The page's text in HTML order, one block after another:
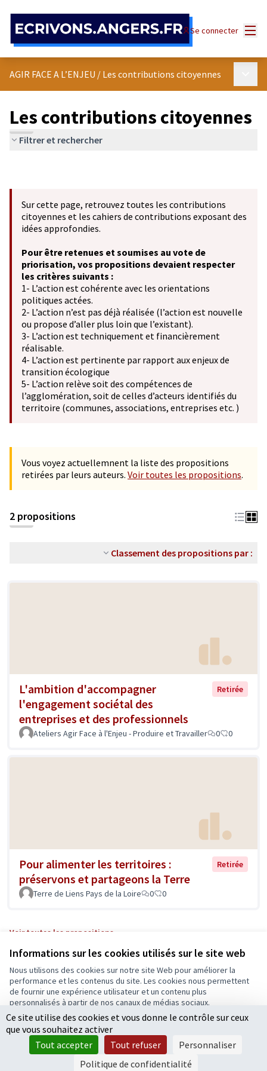
Informations sur les cookies utilisés sur le site web
Nous utilisons des cookies sur notre site Web pour améliorer la
performance et les contenus du site. Les cookies nous permettent
de fournir une expérience utilisateur et un contenu plus
personnalisés à partir de nos canaux de médias sociaux.
Tout accepter
Accepter seulement les cookies essentiels
Paramètres
Se connecter
AGIR FACE A L’ENJEU / Les contributions citoyennes
Les contributions citoyennes
Filtrer et rechercher
Sur cette page, retrouvez toutes les contributions
citoyennes et les cahiers de contributions exposant des
idées approfondies.
Pour être retenues et soumises au vote de
priorisation, vos propositions devaient respecter
les critères suivants :
1- L’action est cohérente avec les orientations
politiques actées.
2- L’action n’est pas déjà réalisée (l’action est nouvelle
ou propose d’aller plus loin que l’existant).
3- L’action est techniquement et financièrement
réalisable.
4- L’action est pertinente par rapport aux enjeux de
transition écologique
5- L’action relève soit des compétences de
l’agglomération, soit de celles d’acteurs identifiés du
territoire (communes, associations, entreprises etc. )
Vous voyez actuellemnent la liste des propositions
retirées par leurs auteurs. Voir toutes les propositions.
2 propositions
Classement des propositions par :
L'ambition d'accompagner
l'engagement sociétal des
entreprises et des professionnels
Retirée
Ateliers Agir Face à l'Enjeu - Produire et Travailler 0 0
Pour alimenter les territoires :
préservons et partageons la Terre
Retirée
Terre de Liens Pays de la Loire 0 0
Voir toutes les propositions
Conditions d'utilisation
Paramètres des cookies
Ecrivons Angers sur X
(Lien externe)
Ecrivons Angers sur Facebook
(Lien externe)
logiciel libre Decidim
(Lien externe)
.
Licence
(Lien
Ce site utilise des cookies et vous donne le contrôle sur ceux
que vous souhaitez activer
Tout accepter
Tout refuser
Personnaliser
Politique de confidentialité